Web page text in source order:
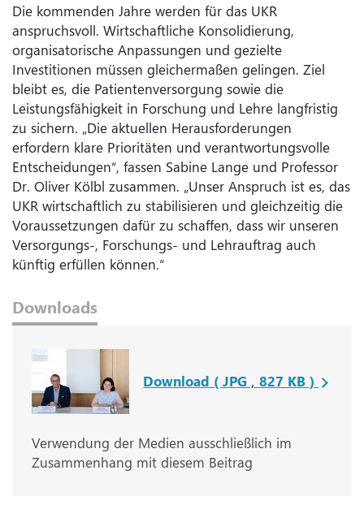
Die kommenden Jahre werden für das UKR
anspruchsvoll. Wirtschaftliche Konsolidierung,
organisatorische Anpassungen und gezielte
Investitionen müssen gleichermaßen gelingen. Ziel
bleibt es, die Patientenversorgung sowie die
Leistungsfähigkeit in Forschung und Lehre langfristig
zu sichern. „Die aktuellen Herausforderungen
erfordern klare Prioritäten und verantwortungsvolle
Entscheidungen“, fassen Sabine Lange und Professor
Dr. Oliver Kölbl zusammen. „Unser Anspruch ist es, das
UKR wirtschaftlich zu stabilisieren und gleichzeitig die
Voraussetzungen dafür zu schaffen, dass wir unseren
Versorgungs-, Forschungs- und Lehrauftrag auch
künftig erfüllen können.“
Downloads
Download ( JPG , 827 KB )
Verwendung der Medien ausschließlich im
Zusammenhang mit diesem Beitrag